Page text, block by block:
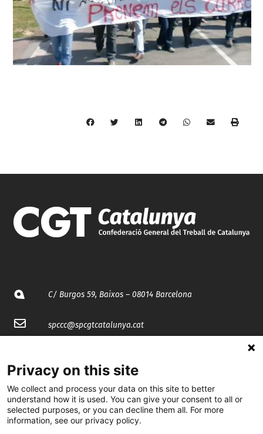
C/ Burgos 59, Baixos – 08014 Barcelona
spccc@spcgtcatalunya.cat
@CGTCatalunya
cgtcatalunya
Privacy on this site
We collect and process your data on this site to better
understand how it is used. You can give your consent to all or
selected purposes, or you can decline them all. For more
information, see our privacy policy.